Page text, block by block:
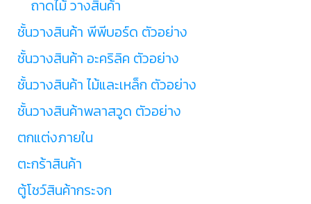
ถาดไม้ วางสินค้า
ชั้นวางสินค้า พีพีบอร์ด ตัวอย่าง
ชั้นวางสินค้า อะคริลิค ตัวอย่าง
ชั้นวางสินค้า ไม้และเหล็ก ตัวอย่าง
ชั้นวางสินค้าพลาสวูด ตัวอย่าง
ตกแต่งภายใน
ตะกร้าสินค้า
ตู้โชว์สินค้ากระจก